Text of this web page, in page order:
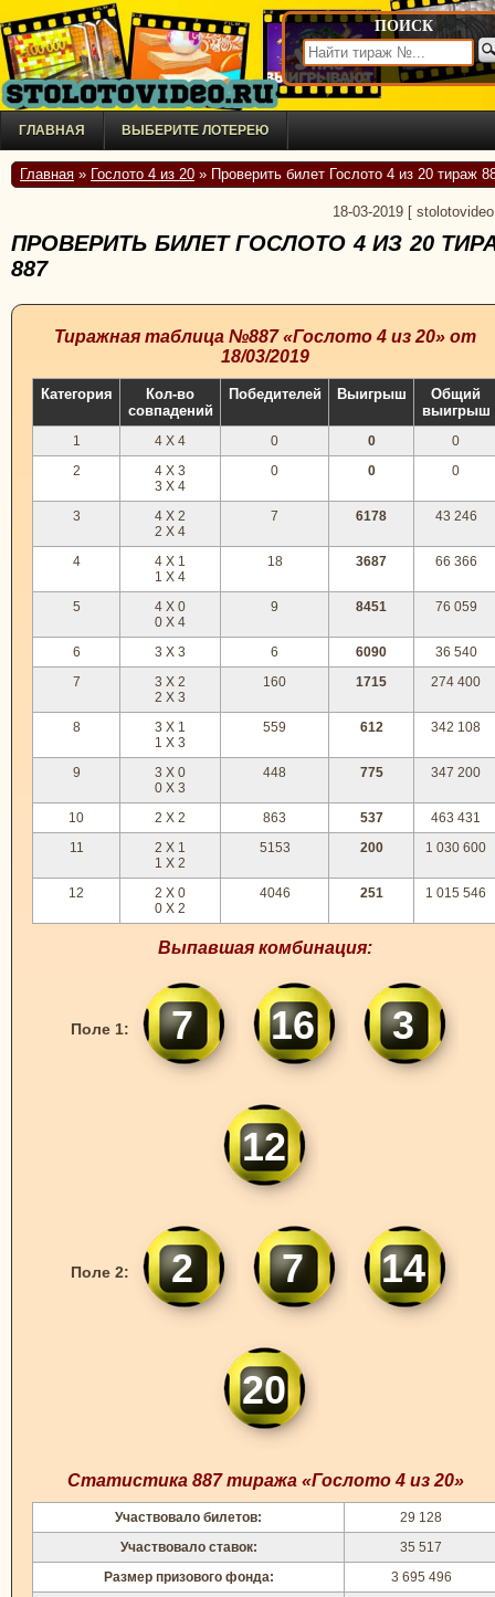
ПОИСК
ГЛАВНАЯ ВЫБЕРИТЕ ЛОТЕРЕЮ
Главная » Гослото 4 из 20 » Проверить билет Гослото 4 из 20 тираж
18-03-2019
ПРОВЕРИТЬ БИЛЕТ ГОСЛОТО 4 ИЗ 20
887
Тиражная таблица №887 «Гослото 4 из 20» от
18/03/2019
Категория
Кол-во
совпадений
Победителей Выигрыш
Общий
выигрыш
1 4 X 4 0 0
0
2
4 X 3
3 X 4
0 0 0
3
4 X 2
2 X 4
7 6178 43 246
4
4 X 1
1 X 4
18 3687 66 366
5
4 X 0
0 X 4
9 8451 76 059
6 3 X 3 6 6090
36 540
7
3 X 2
2 X 3
160 1715 274 400
8
3 X 1
1 X 3
559 612 342 108
9
3 X 0
0 X 3
448 775 347 200
10 2 X 2 863 537
463 431
11
2 X 1
1 X 2
5153 200 1 030 600
12
2 X 0
0 X 2
4046 251 1 015 546
Выпавшая комбинация:
Поле 1: 7 16 3
12
Поле 2: 2 7 14
20
Статистика 887 тиража «Гослото 4 из 20»
Участвовало билетов:
29 128
Участвовало ставок:
35 517
Размер призового фонда:
3 695 496